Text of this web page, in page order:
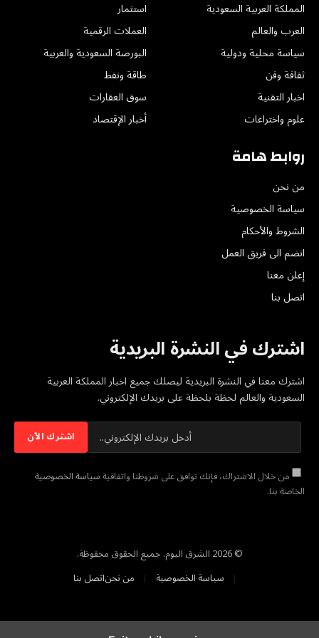
المملكة العربية السعودية
العرب والعالم
سياسة محلية ودولية
ثقافة وفن
اخبار التقنية
علوم واختراعات
استثمار
العملات الرقمية
البورصة السعودية والعربية
طاقة ونفط
سوق العقارات
أخبار الإقتصاد
روابط هامة
من نحن
سياسة الخصوصية
الشروط والأحكام
انضم الى فريق العمل
إعلن معنا
اتصل بنا
اشترك في النشرة البريدية
اشترك معنا في النشرة البريدية ليصلك جميع اخبار المملكة العربية
السعودية والعالم لحظة بلحظة على بريدك الإلكتروني.
من خلال الاشتراك، فإنك توافق على شروطنا واتفاقيةسياسة الخصوصية
الخاصة بنا.
© 2026 الشرق اليوم. جميع الحقوق محفوظة.
سياسة الخصوصية
من نحناتصل بنا